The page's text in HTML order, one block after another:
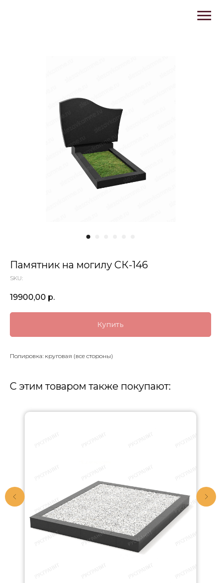
Памятник на могилу СК-146
SKU:
19900,00 р.
Купить
Полировка: круговая (все стороны)
С этим товаром также покупают: